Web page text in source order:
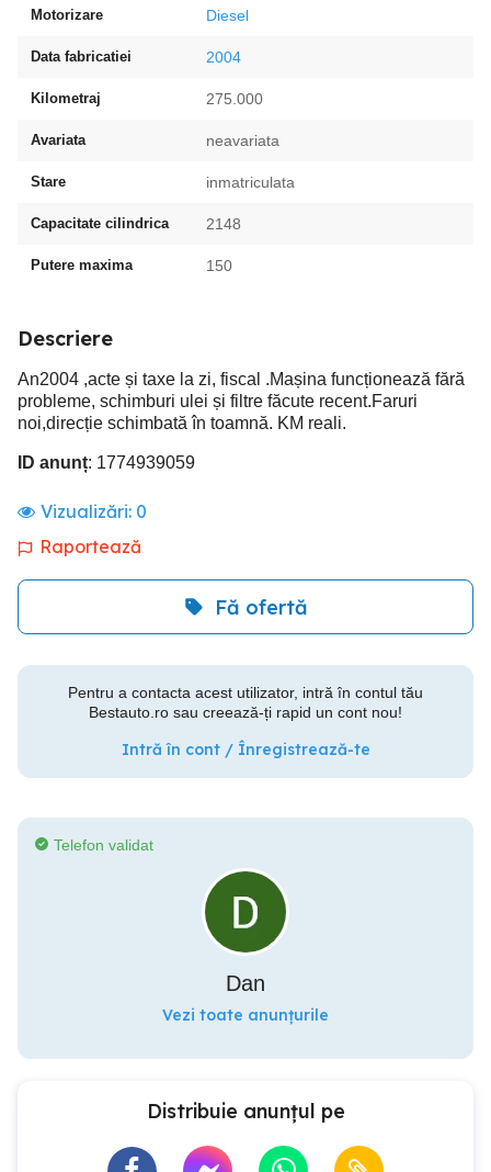
Motorizare Diesel
Data fabricatiei 2004
Kilometraj 275.000
Avariata neavariata
Stare inmatriculata
Capacitate cilindrica 2148
Putere maxima 150
Descriere
An2004 ,acte și taxe la zi, fiscal .Mașina funcționează fără
probleme, schimburi ulei și filtre făcute recent.Faruri
noi,direcție schimbată în toamnă. KM reali.
ID anunț: 1774939059
Vizualizări: 0
Raportează
Fă ofertă
Pentru a contacta acest utilizator, intră în contul tău
Bestauto.ro sau creează-ți rapid un cont nou!
Intră în cont / Înregistrează-te
Telefon validat
Dan
Vezi toate anunțurile
Distribuie anunțul pe